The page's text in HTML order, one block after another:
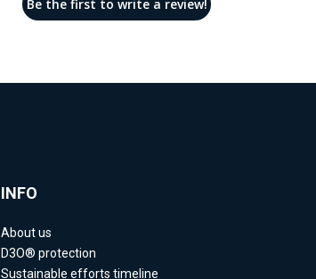
Be the first to write a review!
INFO
About us
D3O® protection
Sustainable efforts timeline